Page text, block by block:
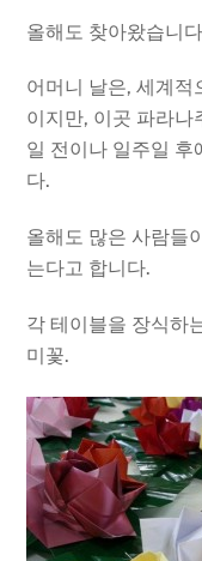
올해도 찾아왔습니
어머니 날은, 세계적
이지만, 이곳 파라나
일 전이나 일주일 후
다.
올해도 많은 사람들
는다고 합니다.
각 테이블을 장식하
미꽃.